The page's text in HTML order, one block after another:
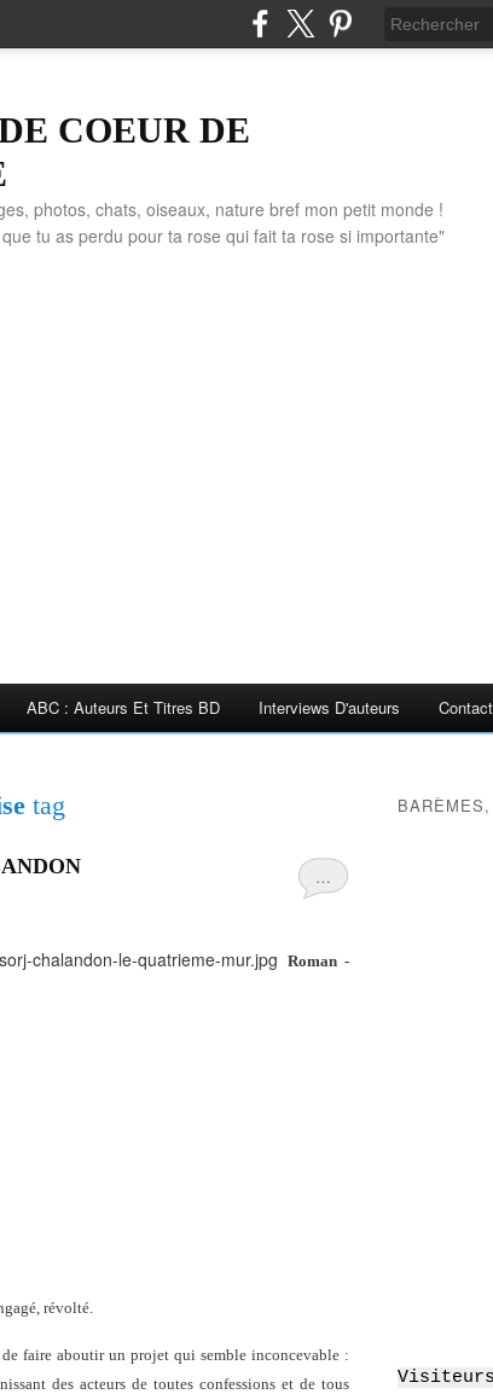
COEUR DE
photos, chats, oiseaux, nature bref mon petit monde !
tu as perdu pour ta rose qui fait ta rose si importante"
ABC : Auteurs Et Titres BD Interviews D'auteurs Contact
tag
…
Roman -
révolté.
faire aboutir un projet qui semble inconcevable :
des acteurs de toutes confessions et de tous